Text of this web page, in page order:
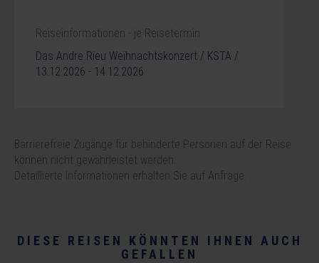
Reiseinformationen - je Reisetermin
Das Andre Rieu Weihnachtskonzert / KSTA /
13.12.2026 - 14.12.2026
Barrierefreie Zugänge für behinderte Personen auf der Reise
können nicht gewährleistet werden.
Detaillierte Informationen erhalten Sie auf Anfrage.
DIESE REISEN KÖNNTEN IHNEN AUCH
GEFALLEN